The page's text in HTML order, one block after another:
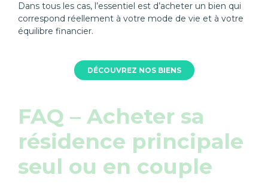
Dans tous les cas, l’essentiel est d’acheter un bien qui
correspond réellement à votre mode de vie et à votre
équilibre financier.
DÉCOUVREZ NOS BIENS
FAQ – Acheter sa
résidence principale
seul ou en couple